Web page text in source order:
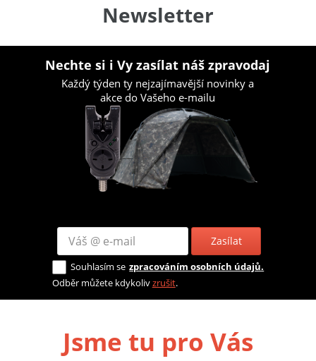
Newsletter
Nechte si i Vy zasílat náš zpravodaj
Každý týden ty nejzajímavější novinky a
akce do Vašeho e-mailu
Zasílat
Souhlasím se zpracováním osobních údajů.
Odběr můžete kdykolivzrušit.
Jsme tu pro Vás